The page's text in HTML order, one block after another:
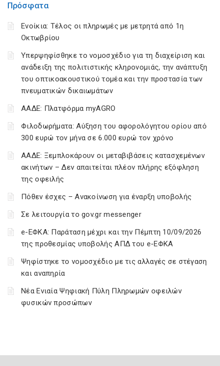
Πρόσφατα
Ενοίκια: Τέλος οι πληρωμές με μετρητά από 1η
Οκτωβρίου
Υπερψηφίσθηκε το νομοσχέδιο για τη διαχείριση και
ανάδειξη της πολιτιστικής κληρονομιάς, την ανάπτυξη
του οπτικοακουστικού τομέα και την προστασία των
πνευματικών δικαιωμάτων
ΑΑΔΕ: Πλατφόρμα myAGRO
Φιλοδωρήματα: Αύξηση του αφορολόγητου ορίου από
300 ευρώ τον μήνα σε 6.000 ευρώ τον χρόνο
ΑΑΔΕ: Ξεμπλοκάρουν οι μεταβιβάσεις κατασχεμένων
ακινήτων – Δεν απαιτείται πλέον πλήρης εξόφληση
της οφειλής
Πόθεν έσχες – Ανακοίνωση για έναρξη υποβολής
Σε λειτουργία το gov.gr messenger
e-ΕΦΚΑ: Παράταση μέχρι και την Πέμπτη 10/09/2026
της προθεσμίας υποβολής ΑΠΔ του e-ΕΦΚΑ
Ψηφίστηκε το νομοσχέδιο με τις αλλαγές σε στέγαση
και αναπηρία
Νέα Ενιαία Ψηφιακή Πύλη Πληρωμών οφειλών
φυσικών προσώπων